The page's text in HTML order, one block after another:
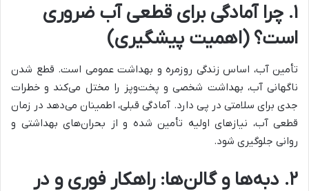
۱. چرا آمادگی برای قطعی آب ضروری
است؟ (اهمیت پیشگیری)
تأمین آب، اساس زندگی روزمره و بهداشت عمومی است. قطع شدن
ناگهانی آب، بهداشت شخصی و پخت‌وپز را مختل می‌کند و خطرات
جدی برای سلامتی در پی دارد. آمادگی قبلی، اطمینان می‌دهد در زمان
قطعی آب، نیازهای اولیه تأمین شده و از بحران‌های بهداشتی و
روانی جلوگیری شود.
۲. دبه‌ها و گالن‌ها: راهکار فوری و در